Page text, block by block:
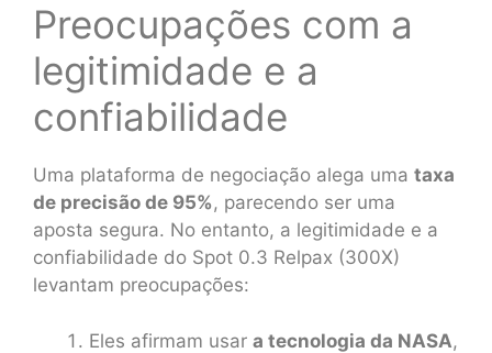
Preocupações com a
legitimidade e a
confiabilidade
Uma plataforma de negociação alega uma taxa
de precisão de 95%, parecendo ser uma
aposta segura. No entanto, a legitimidade e a
confiabilidade do Spot 0.3 Relpax (300X)
levantam preocupações:
Eles afirmam usar a tecnologia da NASA,